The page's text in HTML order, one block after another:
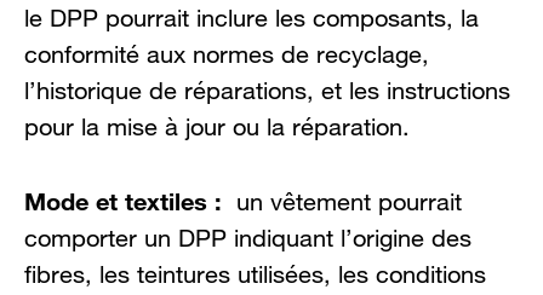
le DPP pourrait inclure les composants, la
conformité aux normes de recyclage,
l’historique de réparations, et les instructions
pour la mise à jour ou la réparation.
Mode et textiles : un vêtement pourrait
comporter un DPP indiquant l’origine des
fibres, les teintures utilisées, les conditions